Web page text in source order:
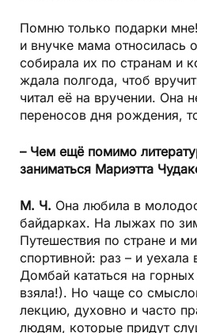
Помню только подарки
и внучке мама относилась
собирала их по странам и
ждала полгода, чтоб
читал её на вручении. Она
переносов дня рождения,
– Чем ещё помимо
заниматься Мариэтта
М. Ч. Она любила в
байдарках. На лыжах по
Путешествия по стране и
спортивной: раз – и уехала
Домбай кататься на
взяла!). Но чаще со
лекцию, духовно и часто
людям, которые придут